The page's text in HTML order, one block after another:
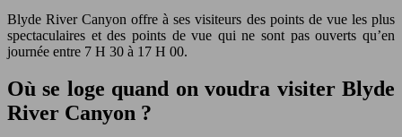
Blyde River Canyon offre à ses visiteurs des points de vue les plus
spectaculaires et des points de vue qui ne sont pas ouverts qu’en
journée entre 7 H 30 à 17 H 00.
Où se loge quand on voudra visiter Blyde
River Canyon ?